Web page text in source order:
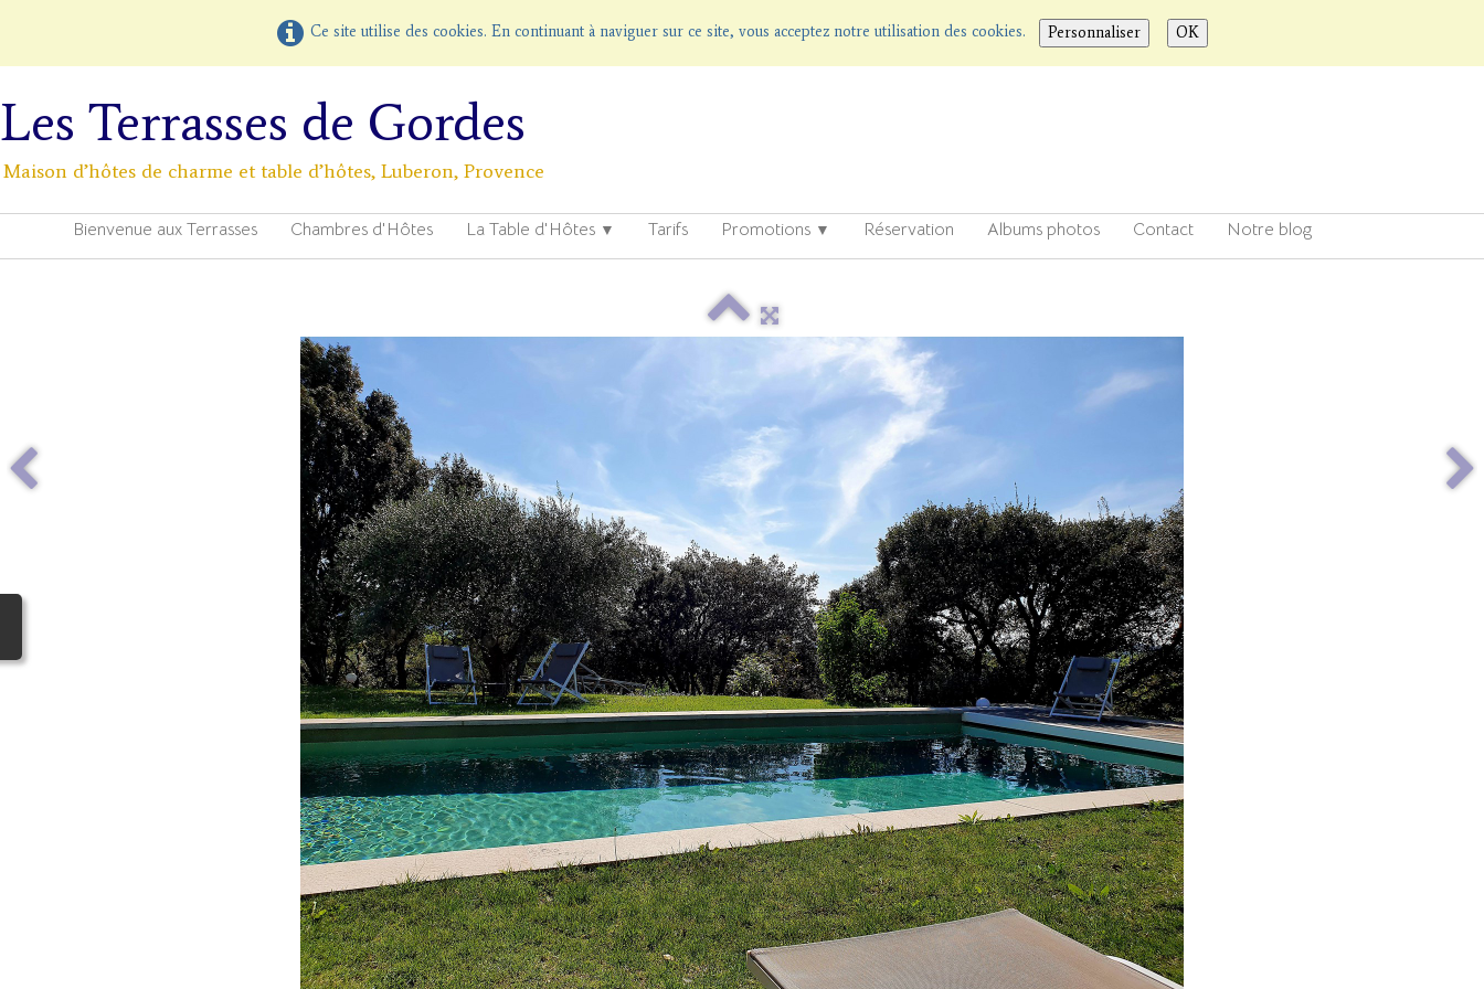
Ce site utilise des cookies. En continuant à naviguer sur ce site, vous acceptez notre utilisation des cookies. Personnaliser OK
Les Terrasses de Gordes
Maison d’hôtes de charme et table d’hôtes, Luberon, Provence
Bienvenue aux Terrasses Chambres d'Hôtes La Table d'Hôtes ▼ Tarifs Promotions ▼ Réservation Albums photos Contact Notre blog